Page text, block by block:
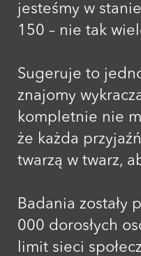
jesteśmy w
150 – nie tak
Sugeruje to
znajomy
kompletnie nie
że każda
twarzą w twarz,
Badania zostały
000 dorosłych
limit sieci